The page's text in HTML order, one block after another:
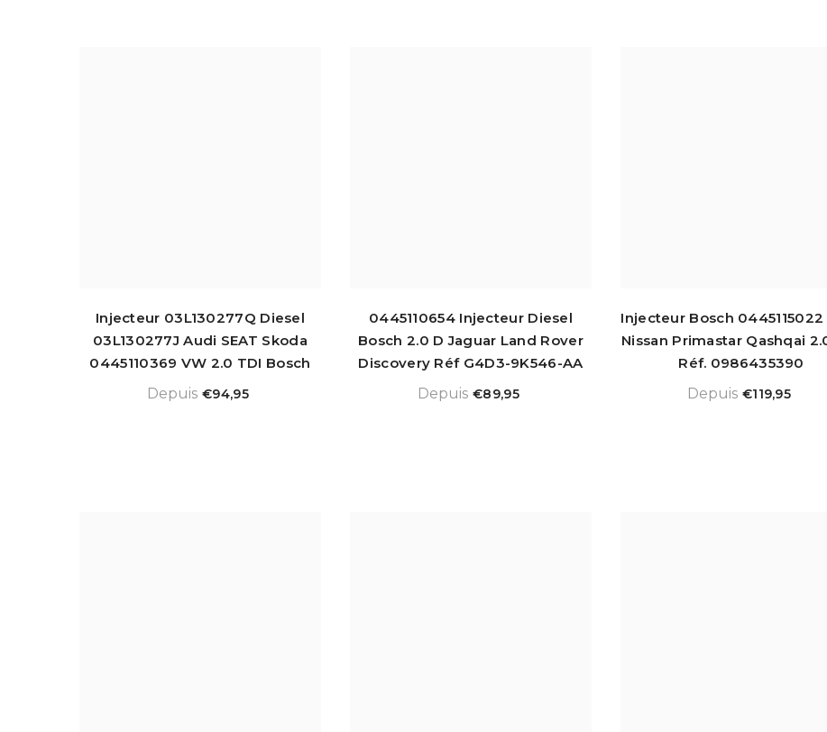
Injecteur 03L130277Q Diesel
03L130277J Audi SEAT Skoda
0445110369 VW 2.0 TDI Bosch
Depuis €94,95
0445110654 Injecteur Diesel
Bosch 2.0 D Jaguar Land Rover
Discovery Réf G4D3-9K546-AA
Depuis €89,95
Injecteur Bosch 0445115022
Nissan Primastar Qashqai
Réf. 0986435390
Depuis €119,95